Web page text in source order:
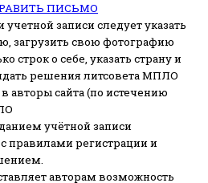
ПИСЬМО
записи следует указать
загрузить свою фотографию
строк о себе, указать страну и
решения литсовета МПЛО
авторы сайта (по истечению
учётной записи
правилами регистрации и
авторам возможность